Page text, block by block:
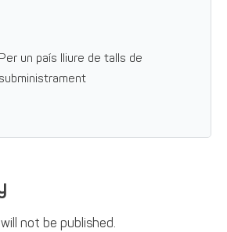
Per un país lliure de talls de
not be published.